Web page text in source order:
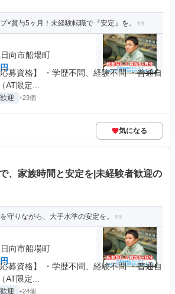
×賞与5ヶ月！未経験転職で『安定』を。
向市船場町
募資格】 ・学歴不問、経験不問 ・普通自
AT限定...
迎 +23個
気になる
、家族時間と安定を|未経験者歓迎の
守りながら、大手水準の安定を。
向市船場町
募資格】 ・学歴不問、経験不問 ・普通自
AT限定...
迎 +24個